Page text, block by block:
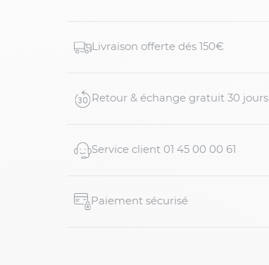
Livraison offerte dés 150€
Retour & échange gratuit 30 jours
Service client 01 45 00 00 61
Paiement sécurisé